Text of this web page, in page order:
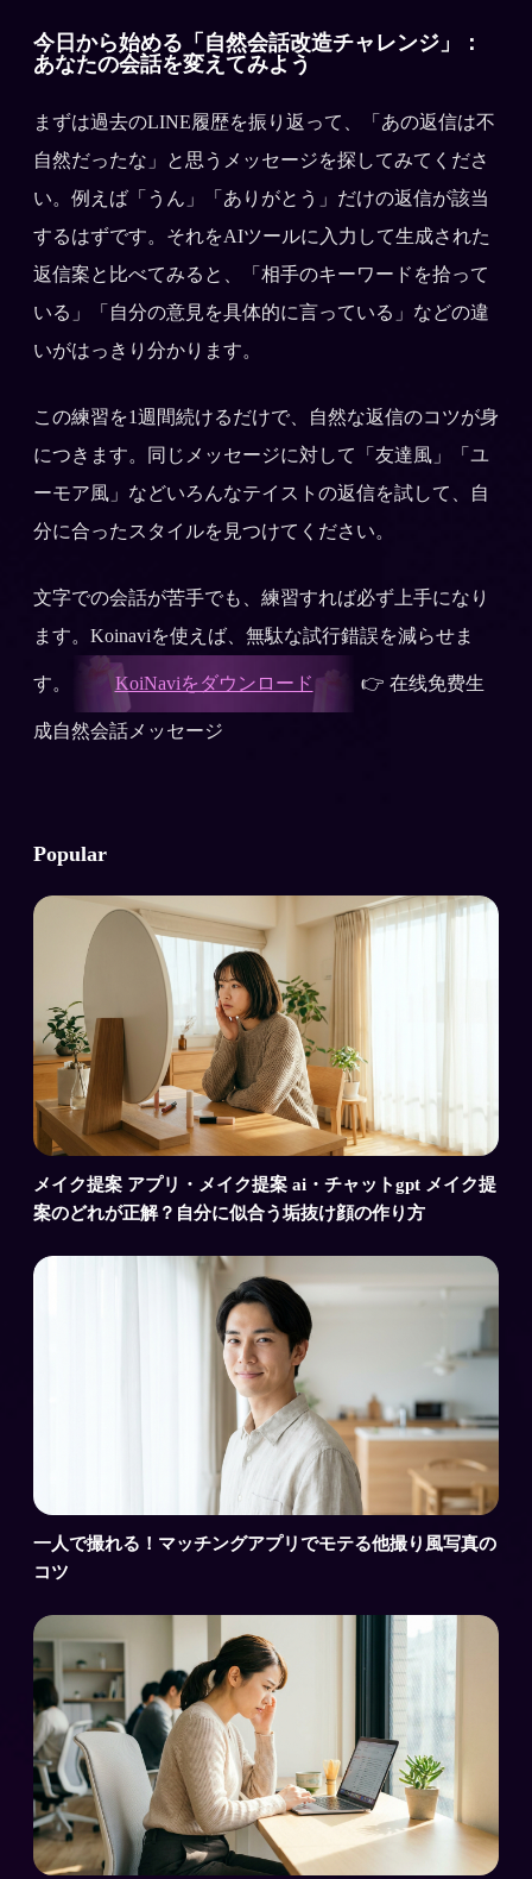
今日から始める「自然会話改造チャレンジ」：
あなたの会話を変えてみよう
まずは過去のLINE履歴を振り返って、「あの返信は不
自然だったな」と思うメッセージを探してみてくださ
い。例えば「うん」「ありがとう」だけの返信が該当
するはずです。それをAIツールに入力して生成された
返信案と比べてみると、「相手のキーワードを拾って
いる」「自分の意見を具体的に言っている」などの違
いがはっきり分かります。
この練習を1週間続けるだけで、自然な返信のコツが身
につきます。同じメッセージに対して「友達風」「ユ
ーモア風」などいろんなテイストの返信を試して、自
分に合ったスタイルを見つけてください。
文字での会話が苦手でも、練習すれば必ず上手になり
ます。Koinaviを使えば、無駄な試行錯誤を減らせま
す。 KoiNaviをダウンロード 👉 在线免费生
成自然会話メッセージ
Popular
メイク提案 アプリ・メイク提案 ai・チャットgpt メイク提
案のどれが正解？自分に似合う垢抜け顔の作り方
一人で撮れる！マッチングアプリでモテる他撮り風写真の
コツ